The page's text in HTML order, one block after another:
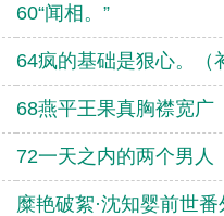
60“闻相。”
64疯的基础是狠心。（
68燕平王果真胸襟宽广
72一天之内的两个男人
糜艳破絮·沈知婴前世番